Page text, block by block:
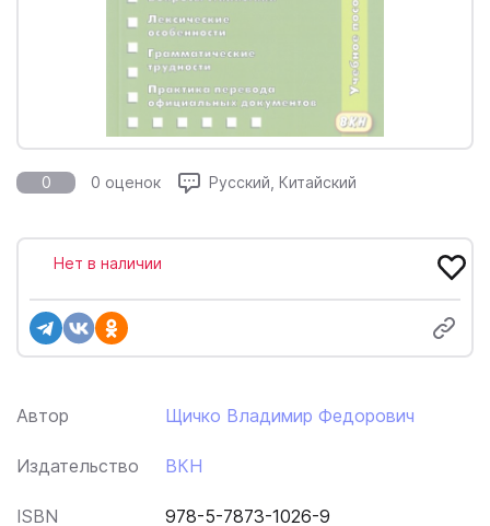
0 0 оценок Русский, Китайский
Автор Щичко Владимир Федорович
Издательство ВКН
ISBN 978-5-7873-1026-9
Нет в наличии